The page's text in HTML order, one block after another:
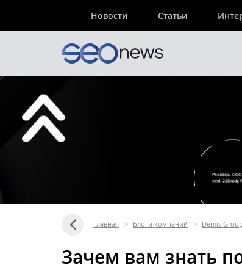
Новости Статьи
Главная > Блоги компаний > Demis Group
Зачем вам знать